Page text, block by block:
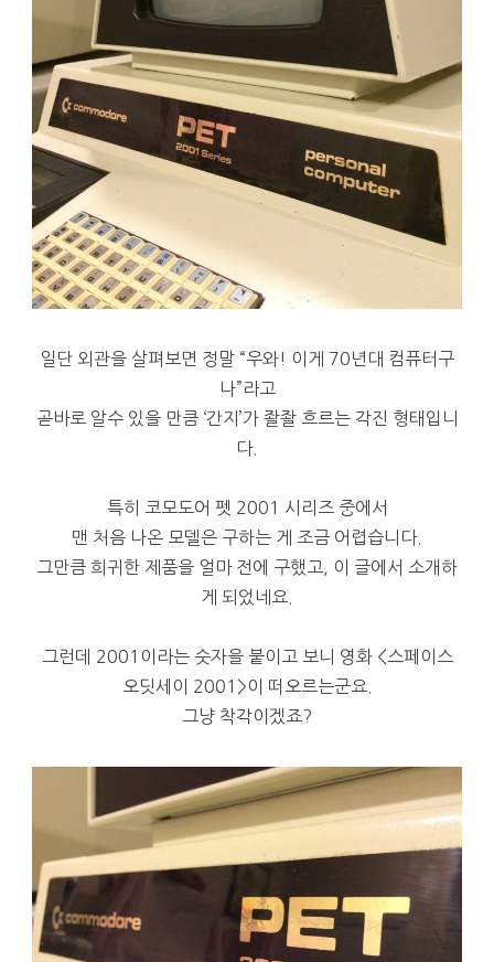
일단 외관을 살펴보면 정말 “우와! 이게 70년대 컴퓨터구
나”라고
곧바로 알수 있을 만큼 ‘간지’가 좔좔 흐르는 각진 형태입니
다.
특히 코모도어 펫 2001 시리즈 중에서
맨 처음 나온 모델은 구하는 게 조금 어렵습니다.
그만큼 희귀한 제품을 얼마 전에 구했고, 이 글에서 소개하
게 되었네요.
그런데 2001이라는 숫자을 붙이고 보니 영화 <스페이스
오딧세이 2001>이 떠오르는군요.
그냥 착각이겠죠?